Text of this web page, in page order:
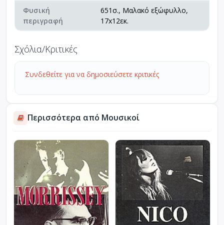
Φυσική
περιγραφή
651σ., Μαλακό εξώφυλλο,
17x12εκ.
Σχόλια/Κριτικές
Συνδεθείτε για να δημοσιεύσετε κριτικές
Περισσότερα από Μουσικοί